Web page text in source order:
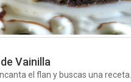
Vainilla
el flan y buscas una receta...